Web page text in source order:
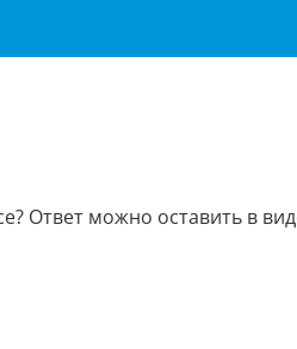
Ответ можно оставить в